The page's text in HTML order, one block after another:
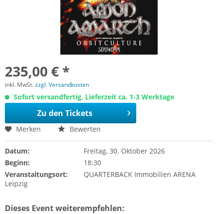
235,00 € *
inkl. MwSt.zzgl. Versandkosten
Sofort versandfertig, Lieferzeit ca. 1-3 Werktage
Zu den Tickets
Merken Bewerten
Datum:
Freitag, 30. Oktober 2026
Beginn:
18:30
Veranstaltungsort:
QUARTERBACK Immobilien ARENA
Leipzig
Dieses Event weiterempfehlen: